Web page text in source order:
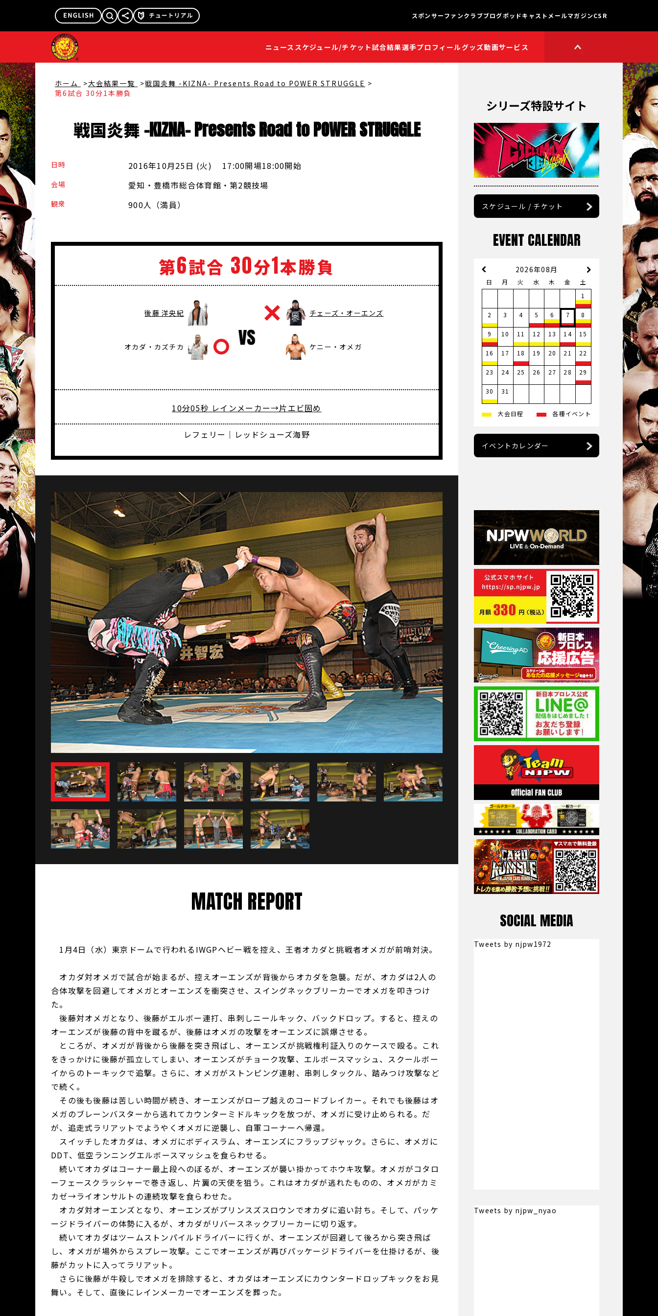
ニュース スケジュール/チケット試合結果選手プロフィールグッズ動画サービス
獣神サンダー・ライガー
矢野通プロデュース!!
スイーツ真壁チャンネル
聖帝タイチのゲーム実況
チャンネル
鷹木信悟ちゃんねる
オーカーンチャンネル
スポンサーファンクラブブログポッドキャスト メールマガジンCSR
ホーム 大会結果一覧
戦国炎舞 -KIZNA- Presents Road to POWER STRUGGLE
第6試合 30分1本勝負
戦国炎舞 -KIZNA-PresentsRoadtoPOWERSTRUGGLE
日時 2016年10月25日 (火) 17:00開場18:00開始
会場 愛知・豊橋市総合体育館・第2競技場
観衆 900人（満員）
第6試合 30分1本勝負
後藤 洋央紀
オカダ・カズチカ
チェーズ・オーエンズ
ケニー・オメガ
10分05秒 レインメーカー→片エビ固め
レフェリー｜レッドシューズ海野
MATCH REPORT
1月4日（水）東京ドームで行われるIWGPヘビー戦を控え、王者オカダと挑戦者オメガが前哨対決。
オカダ対オメガで試合が始まるが、控えオーエンズが背後からオカダを急襲。だが、オカダは2人の
合体攻撃を回避してオメガとオーエンズを衝突させ、スイングネックブリーカーでオメガを叩きつけ
た。
後藤対オメガとなり、後藤がエルボー連打、串刺しニールキック、バックドロップ。すると、控えの
オーエンズが後藤の背中を蹴るが、後藤はオメガの攻撃をオーエンズに誤爆させる。
ところが、オメガが背後から後藤を突き飛ばし、オーエンズが挑戦権利証入りのケースで殴る。これ
をきっかけに後藤が孤立してしまい、オーエンズがチョーク攻撃、エルボースマッシュ、スクールボー
イからのトーキックで追撃。さらに、オメガがストンピング連射、串刺しタックル、踏みつけ攻撃など
で続く。
その後も後藤は苦しい時間が続き、オーエンズがロープ越えのコードブレイカー。それでも後藤はオ
メガのブレーンバスターから逃れてカウンターミドルキックを放つが、オメガに受け止められる。だ
が、追走式ラリアットでようやくオメガに逆襲し、自軍コーナーへ帰還。
スイッチしたオカダは、オメガにボディスラム、オーエンズにフラップジャック。さらに、オメガに
DDT、低空ランニングエルボースマッシュを食らわせる。
続いてオカダはコーナー最上段へのぼるが、オーエンズが襲い掛かってホウキ攻撃。オメガがコタロ
ーフェースクラッシャーで巻き返し、片翼の天使を狙う。これはオカダが逃れたものの、オメガがカミ
カゼ→ライオンサルトの連続攻撃を食らわせた。
オカダ対オーエンズとなり、オーエンズがプリンスズスロウンでオカダに追い討ち。そして、パッケ
ージドライバーの体勢に入るが、オカダがリバースネックブリーカーに切り返す。
続いてオカダはツームストンパイルドライバーに行くが、オーエンズが回避して後ろから突き飛ば
し、オメガが場外からスプレー攻撃。ここでオーエンズが再びパッケージドライバーを仕掛けるが、後
藤がカットに入ってラリアット。
さらに後藤が牛殺しでオメガを排除すると、オカダはオーエンズにカウンタードロップキックをお見
舞い。そして、直後にレインメーカーでオーエンズを葬った。
シリーズ特設サイト
スケジュール / チケット
EVENT CALENDAR
2026年08月
日 月 火 水 木 金
土
1
2 3 4 5 6 7 8
9 10 11 12 13 14 15
16 17 18 19 20 21 22
23 24 25 26 27 28 29
30 31
大会日程 各種イベント
イベントカレンダー
SOCIAL MEDIA
Tweets by njpw1972
Tweets by njpw_nyao